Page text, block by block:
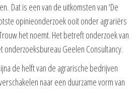
Dat is een van de uitkomsten van ‘De
opinieonderzoek ooit onder agrariërs
het noemt. Het betreft onderzoek van
Geelen Consultancy.
de helft van de agrarische bedrijven
naar een duurzame vorm van